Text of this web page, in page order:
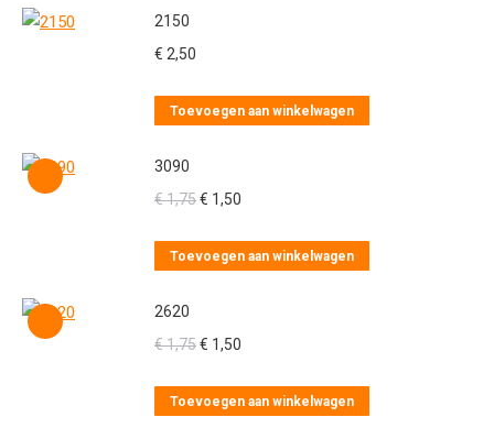
2150
€ 2,50
Toevoegen aan winkelwagen
3090
€1,75Oorspronkelijke
was:
€ 1,50
is:
Toevoegen aan winkelwagen
2620
€1,75Oorspronkelijke
was:
€ 1,50
is:
Toevoegen aan winkelwagen